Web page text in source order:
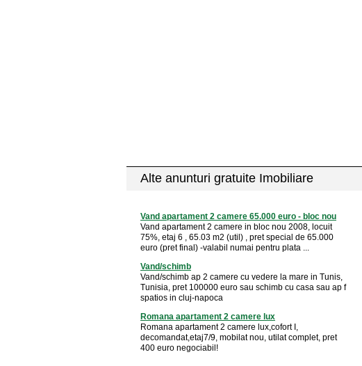
Alte anunturi gratuite Imobiliare
Vand apartament 2 camere 65.000 euro - bloc nou
Vand apartament 2 camere in bloc nou 2008, locuit
75%, etaj 6 , 65.03 m2 (util) , pret special de 65.000
euro (pret final) -valabil numai pentru plata ...
Vand/schimb
Vand/schimb ap 2 camere cu vedere la mare in Tunis,
Tunisia, pret 100000 euro sau schimb cu casa sau ap f
spatios in cluj-napoca
Romana apartament 2 camere lux
Romana apartament 2 camere lux,cofort I,
decomandat,etaj7/9, mobilat nou, utilat complet, pret
400 euro negociabil!